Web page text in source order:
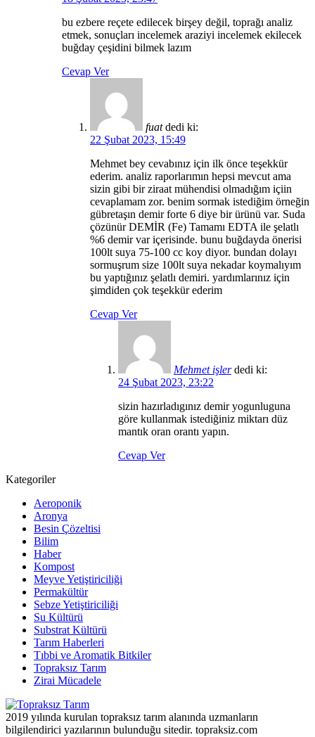
bu ezbere reçete edilecek birşey değil, toprağı analiz
etmek, sonuçları incelemek araziyi incelemek ekilecek
buğday çeşidini bilmek lazım
Cevap Ver
fuat dedi ki:
22 Şubat 2023, 15:49
Mehmet bey cevabınız için ilk önce teşekkür
ederim. analiz raporlarımın hepsi mevcut ama
sizin gibi bir ziraat mühendisi olmadığım içiin
cevaplamam zor. benim sormak istediğim örneğin
gübretaşın demir forte 6 diye bir ürünü var. Suda
çözünür DEMİR (Fe) Tamamı EDTA ile şelatlı
%6 demir var içerisinde. bunu buğdayda önerisi
100lt suya 75-100 cc koy diyor. bundan dolayı
sormuşrum size 100lt suya nekadar koymalıyım
bu yaptığınız şelatlı demiri. yardımlarınız için
şimdiden çok teşekkür ederim
Cevap Ver
Mehmet işler dedi ki:
24 Şubat 2023, 23:22
sizin hazırladıgınız demir yogunluguna
göre kullanmak istediğiniz miktarı düz
mantık oran orantı yapın.
Cevap Ver
Kategoriler
Aeroponik
Aronya
Besin Çözeltisi
Bilim
Haber
Kompost
Meyve Yetiştiriciliği
Permakültür
Sebze Yetiştiriciliği
Su Kültürü
Substrat Kültürü
Tarım Haberleri
Tıbbi ve Aromatik Bitkiler
Topraksız Tarım
Zirai Mücadele
2019 yılında kurulan topraksız tarım alanında uzmanların
bilgilendirici yazılarının bulunduğu sitedir. topraksiz.com